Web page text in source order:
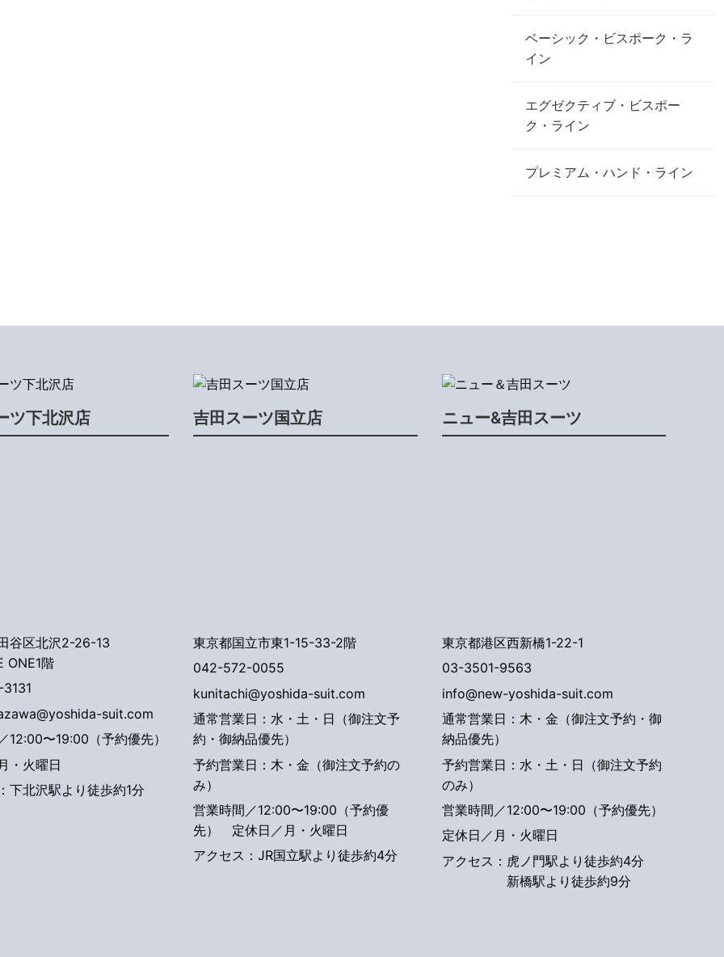
ベーシック・ビスポーク・ラ
イン
エグゼクティブ・ビスポー
ク・ライン
プレミアム・ハンド・ライン
ツ下北沢店
谷区北沢2-26-13
ONE1階
suit.com
12:00〜19:00（予約優先）
・火曜日
下北沢駅より徒歩約1分
吉田スーツ国立店
東京都国立市東1-15-33-2階
042-572-0055
kunitachi@yoshida-suit.com
通常営業日：水・土・日（御注文予
約・御納品優先）
予約営業日：木・金（御注文予約の
み）
営業時間／12:00〜19:00（予約優
先） 定休日／月・火曜日
アクセス：JR国立駅より徒歩約4分
ニュー&吉田スーツ
東京都港区西新橋1-22-1
03-3501-9563
info@new-yoshida-suit.com
通常営業日：木・金（御注文予約・御
納品優先）
予約営業日：水・土・日（御注文予約
のみ）
営業時間／12:00〜19:00（予約優先）
定休日／月・火曜日
アクセス： 虎ノ門駅より徒歩約4分
新橋駅より徒歩約9分